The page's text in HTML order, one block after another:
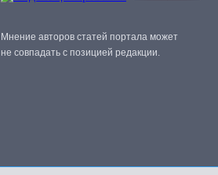
Мнение авторов статей портала может
не совпадать с позицией редакции.